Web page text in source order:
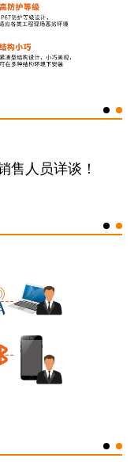
售人员详谈！